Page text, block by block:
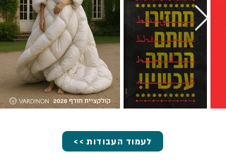
<< לעמוד העבודות